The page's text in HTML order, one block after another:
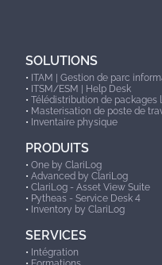
SOLUTIONS
• ITAM | Gestion de parc
• ITSM/ESM | Help Desk
• Télédistribution de packages
• Masterisation de poste de
• Inventaire physique
PRODUITS
• One by ClariLog
• Advanced by ClariLog
• ClariLog - Asset View Suite
• Pytheas - Service Desk 4
• Inventory by ClariLog
SERVICES
• Intégration